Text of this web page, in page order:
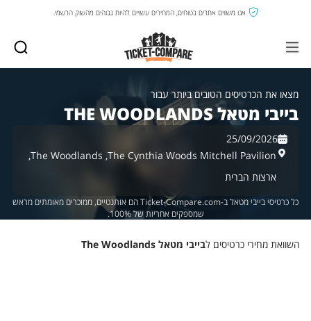
אנו משווים אתרים בטוחים, המחירים עשויים להיות גבוהים מהשוק הרשמי.
מצאו את הכרטיסים הטובים ביותר עבור
בייבי מטאל THE WOODLANDS
25/09/2026
The Cynthia Woods Mitchell Pavilion,
The Woodlands,
ארצות הברית
כל כרטיסי בייבי מטאל ב-Ticket-Compare.com הם אותנטיים, ממוכרים מאומתים מראש
שמספקים אחריות של 100%.
השוואת מחירי כרטיסים לבייבי מטאל The Woodlands